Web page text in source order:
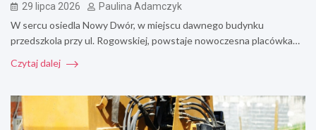
29 lipca 2026 Paulina Adamczyk
W sercu osiedla Nowy Dwór, w miejscu dawnego budynku
przedszkola przy ul. Rogowskiej, powstaje nowoczesna placówka…
Czytaj dalej